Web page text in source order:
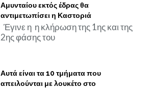
Αμυνταίου εκτός έδρας θα
αντιμετωπίσει η Καστοριά
Έγινε η η κλήρωση της 1ης και της
2ης φάσης του
Αυτά είναι τα 10 τμήματα που
απειλούνται με λουκέτο στο